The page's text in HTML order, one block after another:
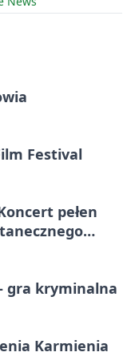
Festival
pełen
gra kryminalna
Karmienia